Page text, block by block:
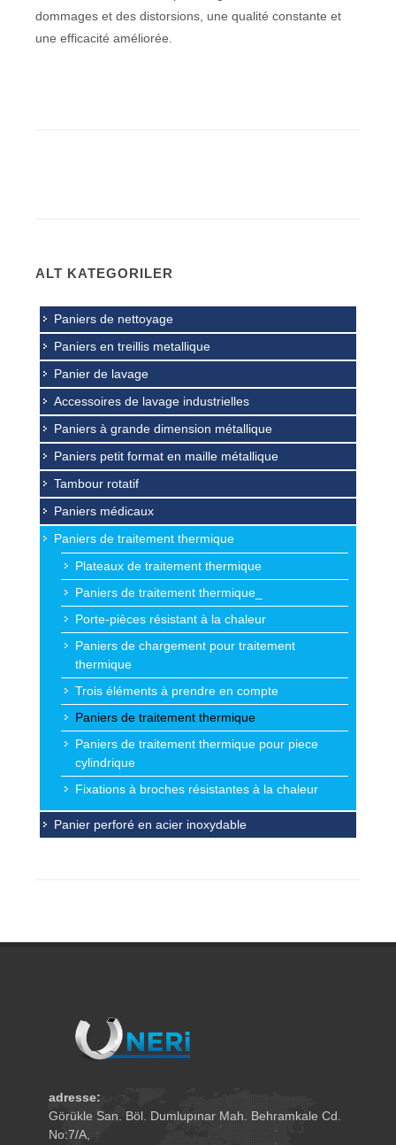
dommages et des distorsions, une qualité constante et
une efficacité améliorée.
ALT KATEGORILER
Paniers de nettoyage
Paniers en treillis metallique
Panier de lavage
Accessoires de lavage industrielles
Paniers à grande dimension métallique
Paniers petit format en maille métallique
Tambour rotatif
Paniers médicaux
Paniers de traitement thermique
Plateaux de traitement thermique
Paniers de traitement thermique_
Porte-pièces résistant à la chaleur
Paniers de chargement pour traitement
thermique
Trois éléments à prendre en compte
Paniers de traitement thermique
Paniers de traitement thermique pour piece
cylindrique
Fixations à broches résistantes à la chaleur
Panier perforé en acier inoxydable
adresse:
Görükle San. Böl. Dumlupınar Mah. Behramkale Cd.
No:7/A,